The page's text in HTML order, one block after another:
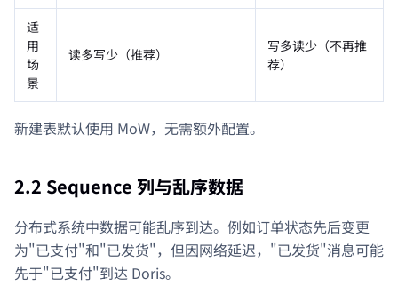
适
用
场
景
读多写少（推荐）
写多读少（不再推
荐）
新建表默认使用 MoW，无需额外配置。
2.2 Sequence 列与乱序数据
分布式系统中数据可能乱序到达。例如订单状态先后变更
为"已支付"和"已发货"，但因网络延迟，"已发货"消息可能
先于"已支付"到达 Doris。